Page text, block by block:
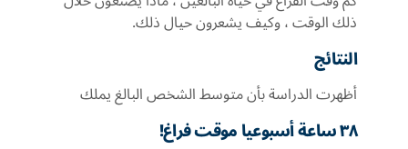
ذلك الوقت ، وكيف يشعرون حيال ذلك.
النتائج
أظهرت الدراسة بأن متوسط الشخص البالغ يملك
٣٨ ساعة أسبوعيا موقت فراغ!